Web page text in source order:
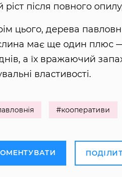
ріст після повного
цього, дерева
має ще один плюс —
а їх вражаючий
властивості.
#кооперативи